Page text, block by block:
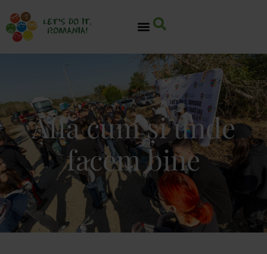
Află cum și unde
facem bine